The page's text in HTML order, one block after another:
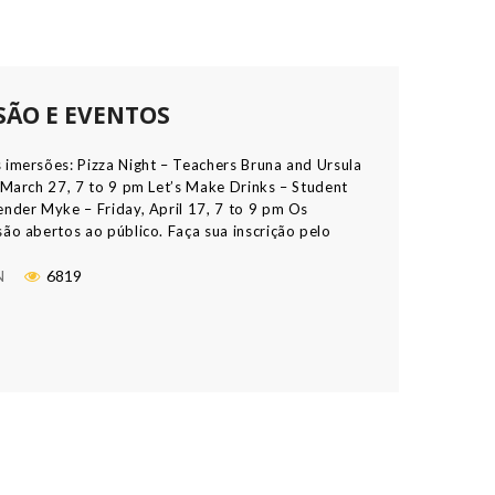
E EVENTOS
Pizza Night – Teachers Bruna and Ursula
27, 7 to 9 pm Let’s Make Drinks – Student
Myke – Friday, April 17, 7 to 9 pm Os
abertos ao público. Faça sua inscrição pelo
Mas […]
6819